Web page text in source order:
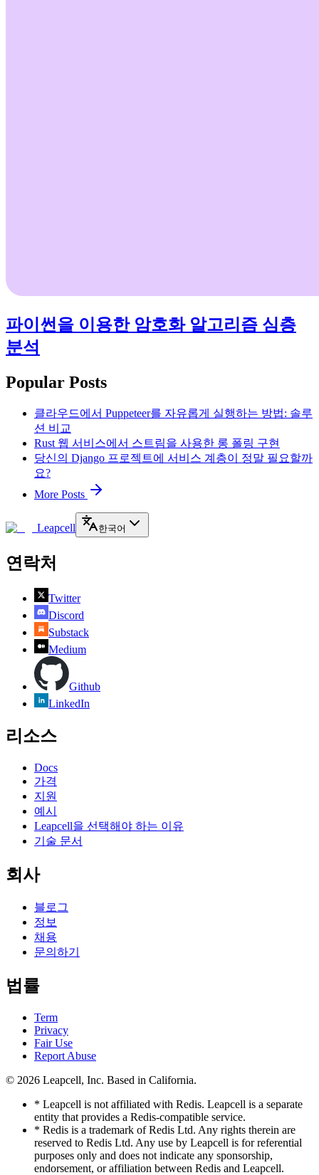
파이썬을 이용한 암호화 알고리즘 심층
분석
Popular Posts
클라우드에서 Puppeteer를 자유롭게 실행하는 방법: 솔루
션 비교
Rust 웹 서비스에서 스트림을 사용한 롱 폴링 구현
당신의 Django 프로젝트에 서비스 계층이 정말 필요할까
요?
More Posts
Leapcell 한국어
연락처
Twitter
Discord
Substack
Medium
Github
LinkedIn
리소스
Docs
가격
지원
예시
Leapcell을 선택해야 하는 이유
기술 문서
회사
블로그
정보
채용
문의하기
법률
Term
Privacy
Fair Use
Report Abuse
© 2026 Leapcell, Inc. Based in California.
* Leapcell is not affiliated with Redis. Leapcell is a separate
entity that provides a Redis-compatible service.
* Redis is a trademark of Redis Ltd. Any rights therein are
reserved to Redis Ltd. Any use by Leapcell is for referential
purposes only and does not indicate any sponsorship,
endorsement, or affiliation between Redis and Leapcell.